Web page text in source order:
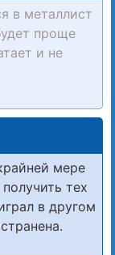
в металлист
проще
и не
мере
тех
в другом